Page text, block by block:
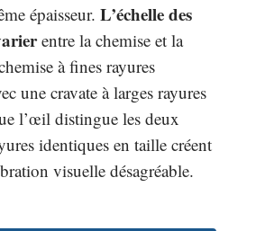
épaisseur. L’échelle des
entre la chemise et la
à fines rayures
une cravate à larges rayures
l’œil distingue les deux
identiques en taille créent
visuelle désagréable.